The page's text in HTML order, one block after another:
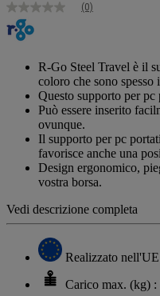
Nessuna
valutazione
Stesso
pagina.
(0)
R-Go Steel Travel è il
coloro che sono spesso
Questo supporto per
Può essere inserito
ovunque.
Il supporto per pc
favorisce anche una
Design ergonomico,
vostra borsa.
Vedi descrizione completa
Realizzato nell'UE
Carico max. (kg) :